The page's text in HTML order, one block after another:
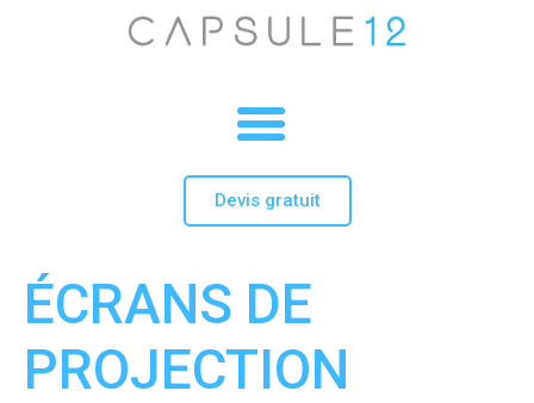
Devis gratuit
ÉCRANS DE
PROJECTION